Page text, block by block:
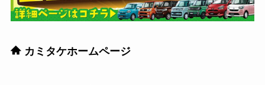
カミタケホームページ